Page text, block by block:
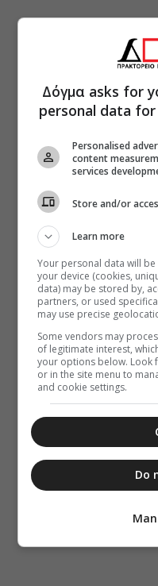
Δόγμα asks for
personal data
Personalised
content
services
Store and/or
Learn more
Your personal data will
your device (cookies,
data) may be stored by,
partners, or used
may use precise
Some vendors may
of legitimate interest,
your options below. Look
or in the site menu to
and cookie settings.
Do